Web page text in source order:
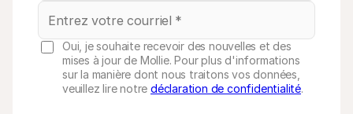
Oui, je souhaite recevoir des nouvelles et des
mises à jour de Mollie. Pour plus d'informations
sur la manière dont nous traitons vos données,
veuillez lire notre déclaration de confidentialité.